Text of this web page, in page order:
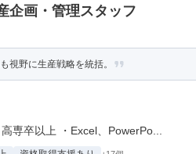
企画・管理スタッフ
視野に生産戦略を統括。
専卒以上 ・Excel、PowerPo...